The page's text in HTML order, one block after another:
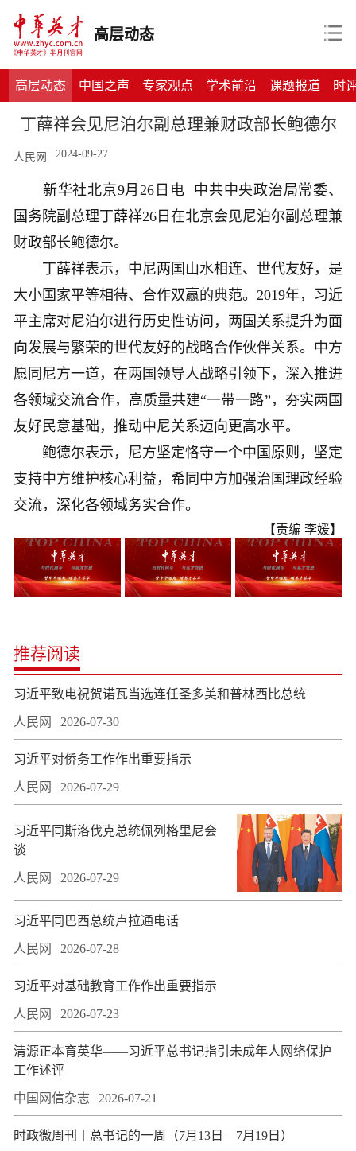
高层动态
高层动态 中国之声 专家观点 学术前沿 课题报道 时
丁薛祥会见尼泊尔副总理兼财政部长鲍德尔
人民网 2024-09-27
新华社北京9月26日电 中共中央政治局常委、
国务院副总理丁薛祥26日在北京会见尼泊尔副总理兼
财政部长鲍德尔。
丁薛祥表示，中尼两国山水相连、世代友好，是
大小国家平等相待、合作双赢的典范。2019年，习近
平主席对尼泊尔进行历史性访问，两国关系提升为面
向发展与繁荣的世代友好的战略合作伙伴关系。中方
愿同尼方一道，在两国领导人战略引领下，深入推进
各领域交流合作，高质量共建“一带一路”，夯实两国
友好民意基础，推动中尼关系迈向更高水平。
鲍德尔表示，尼方坚定恪守一个中国原则，坚定
支持中方维护核心利益，希同中方加强治国理政经验
交流，深化各领域务实合作。
【责编 李媛】
推荐阅读
习近平致电祝贺诺瓦当选连任圣多美和普林西比总统
人民网 2026-07-30
习近平对侨务工作作出重要指示
人民网 2026-07-29
习近平同斯洛伐克总统佩列格里尼会
谈
人民网 2026-07-29
习近平同巴西总统卢拉通电话
人民网 2026-07-28
习近平对基础教育工作作出重要指示
人民网 2026-07-23
​清源正本育英华——习近平总书记指引未成年人网络保护
工作述评
中国网信杂志 2026-07-21
时政微周刊丨总书记的一周（7月13日—7月19日）